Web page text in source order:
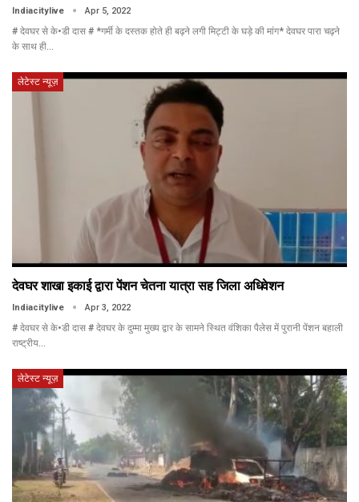
Indiacitylive Apr 5, 2022
# देवघर से के•डी दास # *गर्मी के दस्तक होते ही बढ़ने लगी मिट्टी के घड़े की मांग* देवघर पारा चढ़ने
के साथ ही…
लेटेस्ट न्यूज़
देवघर शाखा इकाई द्वारा पेंशन चेतना यात्रा सह जिला अधिवेशन
Indiacitylive Apr 3, 2022
# देवघर से के•डी दास # देवघर के दुम्मा मुख्य द्वार के सामने स्थित वंशिका पैलेस में पुरानी पेंशन बहाली
राष्ट्रीय…
लेटेस्ट न्यूज़